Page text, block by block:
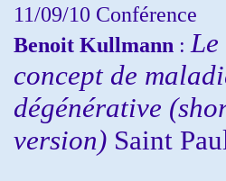
11/09/10 Conférence
Benoit Kullmann : Le
concept de
dégénérative
version) Saint